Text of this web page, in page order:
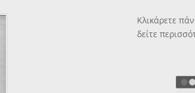
Κλικάρετε
δείτε